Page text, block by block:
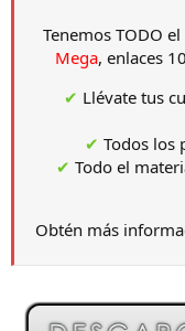
Tenemos TODO
Mega, enlaces
✔ Llévate tus
✔ Todos los
✔ Todo el
Obtén más